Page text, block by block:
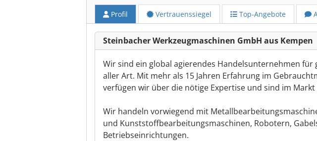
Profil Vertrauenssiegel Top-Angebote
Steinbacher Werkzeugmaschinen GmbH aus Kempen
Wir sind ein global agierendes Handelsunternehmen für
aller Art. Mit mehr als 15 Jahren Erfahrung im
verfügen wir über die nötige Expertise und sind im
Wir handeln vorwiegend mit
und Kunststoffbearbeitungsmaschinen, Robotern,
Betriebseinrichtungen.